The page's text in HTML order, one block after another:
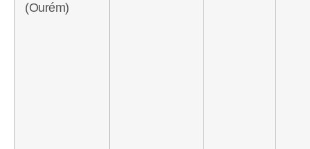
(Ourém)